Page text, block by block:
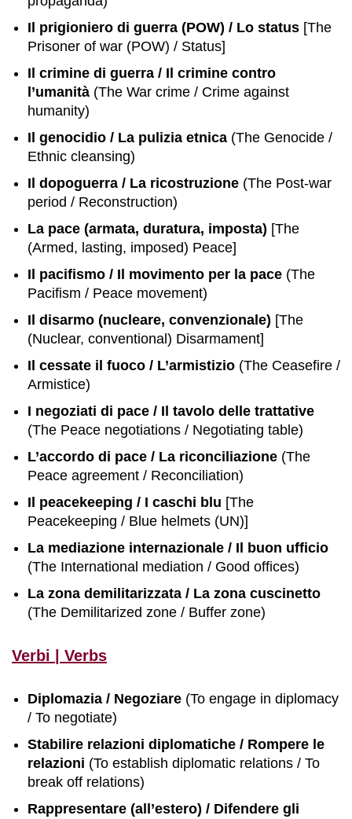
Il prigioniero di guerra (POW) / Lo status [The
Prisoner of war (POW) / Status]
Il crimine di guerra / Il crimine contro
l’umanità (The War crime / Crime against
humanity)
Il genocidio / La pulizia etnica (The Genocide /
Ethnic cleansing)
Il dopoguerra / La ricostruzione (The Post-war
period / Reconstruction)
La pace (armata, duratura, imposta) [The
(Armed, lasting, imposed) Peace]
Il pacifismo / Il movimento per la pace (The
Pacifism / Peace movement)
Il disarmo (nucleare, convenzionale) [The
(Nuclear, conventional) Disarmament]
Il cessate il fuoco / L’armistizio (The Ceasefire /
Armistice)
I negoziati di pace / Il tavolo delle trattative
(The Peace negotiations / Negotiating table)
L’accordo di pace / La riconciliazione (The
Peace agreement / Reconciliation)
Il peacekeeping / I caschi blu [The
Peacekeeping / Blue helmets (UN)]
La mediazione internazionale / Il buon ufficio
(The International mediation / Good offices)
La zona demilitarizzata / La zona cuscinetto
(The Demilitarized zone / Buffer zone)
Verbi | Verbs
Diplomazia / Negoziare (To engage in diplomacy
/ To negotiate)
Stabilire relazioni diplomatiche / Rompere le
relazioni (To establish diplomatic relations / To
break off relations)
Rappresentare (all’estero) / Difendere gli